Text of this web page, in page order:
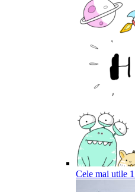
Cele mai utile